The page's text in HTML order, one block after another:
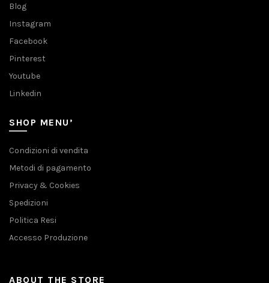
Blog
Instagram
Facebook
Pinterest
Youtube
Linkedin
SHOP MENU’
Condizioni di vendita
Metodi di pagamento
Privacy & Cookies
Spedizioni
Politica Resi
Accesso Produzione
ABOUT THE STORE